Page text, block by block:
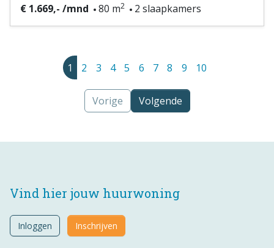
€ 1.669,- /mnd 80 m2 2 slaapkamers
1 2 3 4 5 6 7 8 9 10
Vorige Volgende
Vind hier jouw huurwoning
Inloggen Inschrijven